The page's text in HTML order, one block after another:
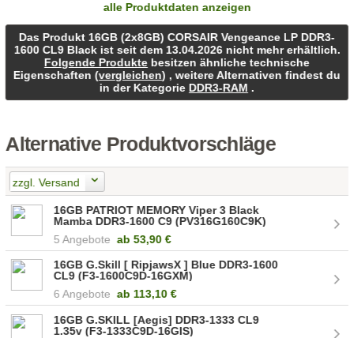
alle Produktdaten anzeigen
Das Produkt 16GB (2x8GB) CORSAIR Vengeance LP DDR3-
1600 CL9 Black ist seit dem 13.04.2026 nicht mehr erhältlich.
Folgende Produkte besitzen ähnliche technische
Eigenschaften (vergleichen) , weitere Alternativen findest du
in der KategorieDDR3-RAM .
Alternative Produktvorschläge
zzgl. Versand
16GB PATRIOT MEMORY Viper 3 Black
Mamba DDR3-1600 C9 (PV316G160C9K)
5 Angebote ab 53,90 €
16GB G.Skill [ RipjawsX ] Blue DDR3-1600
CL9 (F3-1600C9D-16GXM)
6 Angebote ab 113,10 €
16GB G.SKILL [Aegis] DDR3-1333 CL9
1.35v (F3-1333C9D-16GIS)